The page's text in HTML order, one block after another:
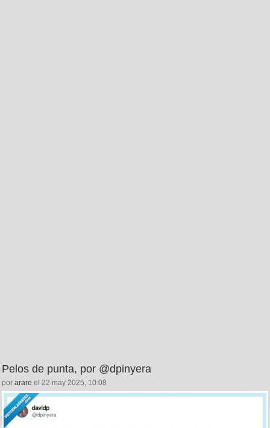
Pelos de punta, por @dpinyera
por arare el 22 may 2025, 10:08